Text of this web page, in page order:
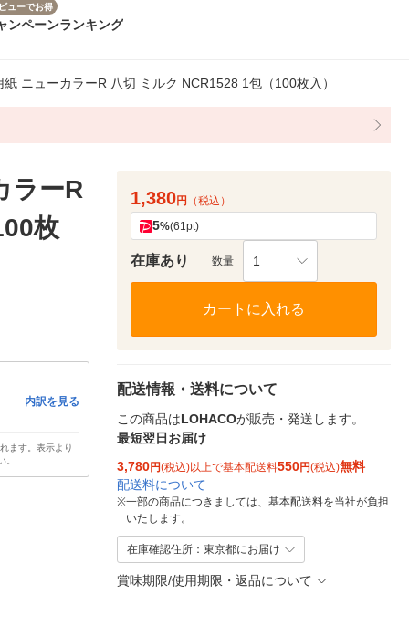
ューでお得
ンペーンランキング
紙 ニューカラーR 八切 ミルク NCR1528 1包（100枚入）
ラーR
枚
内訳を見る
ます。表示より
。
1,380円 （税込）
5%(61pt)
在庫あり 数量 1
カートに入れる
配送情報・送料について
この商品はLOHACOが販売・発送します。
最短翌日お届け
3,780円(税込)以上で基本配送料550円(税込)無料
配送料について
※一部の商品につきましては、基本配送料を当社が負担
いたします。
在庫確認住所：東京都にお届け
賞味期限/使用期限・返品について